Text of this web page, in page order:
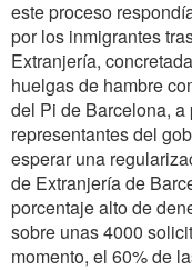
este proceso
por los inmigrantes
Extranjería,
huelgas de hambre
del Pi de Barcelona,
representantes del
esperar una
de Extranjería de
porcentaje alto de
sobre unas 4000
momento, el 60% de